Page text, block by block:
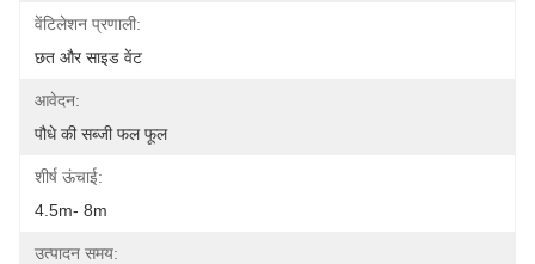
वेंटिलेशन प्रणाली:
छत और साइड वेंट
आवेदन:
पौधे की सब्जी फल फूल
शीर्ष ऊंचाई:
4.5m- 8m
उत्पादन समय: